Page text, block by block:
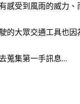
感受到風雨的威力
的大眾交通工具也
蒐集第一手訊息...